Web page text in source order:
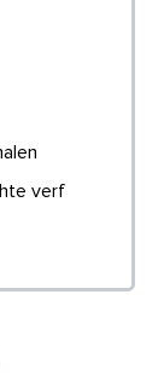
verf